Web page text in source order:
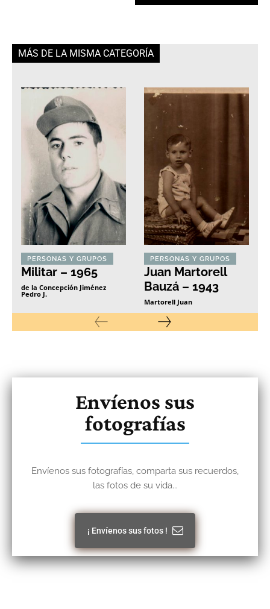
MÁS DE LA MISMA CATEGORÍA
PERSONAS Y GRUPOS
Militar – 1965
de la Concepción Jiménez
Pedro J.
PERSONAS Y GRUPOS
Juan Martorell
Bauzá – 1943
Martorell Juan
Envíenos sus
fotografías
Envíenos sus fotografías, comparta sus recuerdos,
las fotos de su vida...
¡ Envíenos sus fotos !